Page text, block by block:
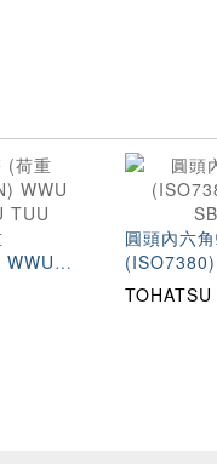
圓頭內六
SBCBB
TOHATSU